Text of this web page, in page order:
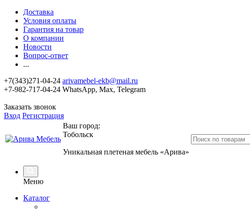
Доставка
Условия оплаты
Гарантия на товар
О компании
Новости
Вопрос-ответ
...
+7(343)271-04-24 arivamebel-ekb@mail.ru
+7-982-717-04-24 WhatsApp, Max, Telegram
Заказать звонок
Вход Регистрация
Ваш город:
Тобольск
Уникальная плетеная мебель «Арива»
Меню
Каталог